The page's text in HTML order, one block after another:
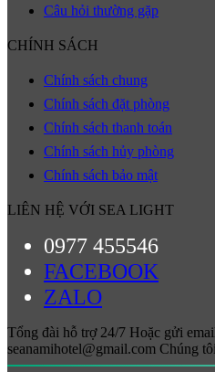
Câu hỏi thường gặp
CHÍNH SÁCH
Chính sách chung
Chính sách đặt phòng
Chính sách thanh toán
Chính sách hủy phòng
Chính sách bảo mật
LIÊN HỆ VỚI SEA LIGHT
0977 455546
FACEBOOK
ZALO
Tổng đài hỗ trợ 24/7 Hoặc gửi
seanamihotel@gmail.com Chúng